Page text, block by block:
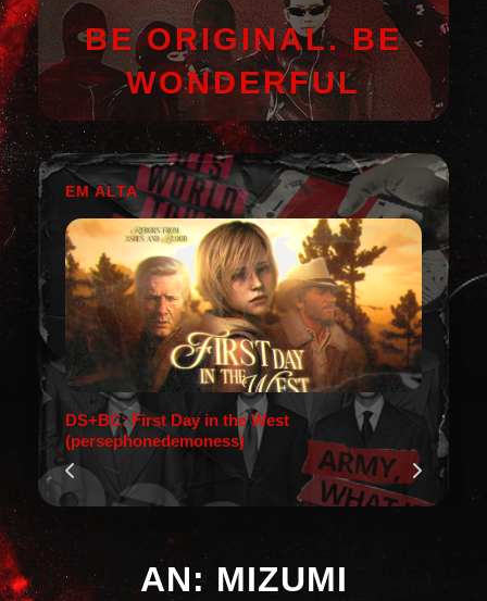
BE ORIGINAL. BE
WONDERFUL
EM ALTA
DS+BC: First Day in the West
(persephonedemoness)
AN: MIZUMI